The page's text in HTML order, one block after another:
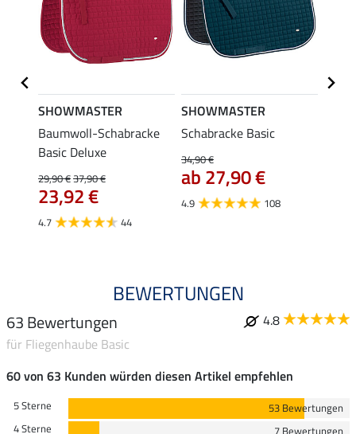
SHOWMASTER
Baumwoll-Schabracke
Basic Deluxe
29,90 €37,90 €
23,92 €
4.7 44
SHOWMASTER
Schabracke Basic
34,90 €
ab 27,90 €
4.9 108
BEWERTUNGEN
63 Bewertungen
4.8
für Fliegenhaube Basic
60 von 63 Kunden würden diesen Artikel empfehlen
5 Sterne
53 Bewertungen
4 Sterne